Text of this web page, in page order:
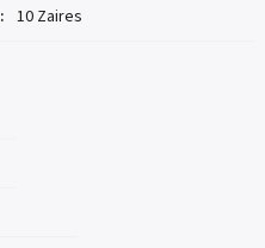
: 10 Zaires